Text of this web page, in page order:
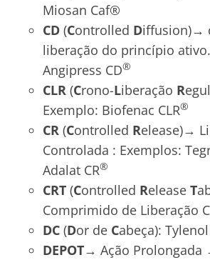
Miosan Caf®
CD (Controlled Diffusion)→
liberação do princípio
Angipress CD®
CLR (Crono-Liberação R
Exemplo: Biofenac CLR®
CR (Controlled Release)→
Controlada : Exemplos:
Adalat CR®
CRT (Controlled Release T
Comprimido de Liberação
DC (Dor de Cabeça): Tylenol
DEPOT→ Ação